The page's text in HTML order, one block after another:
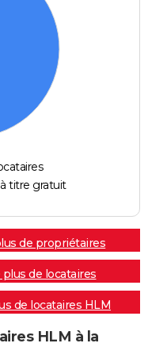
titre gratuit
de propriétaires
de locataires
de locataires HLM
HLM à la